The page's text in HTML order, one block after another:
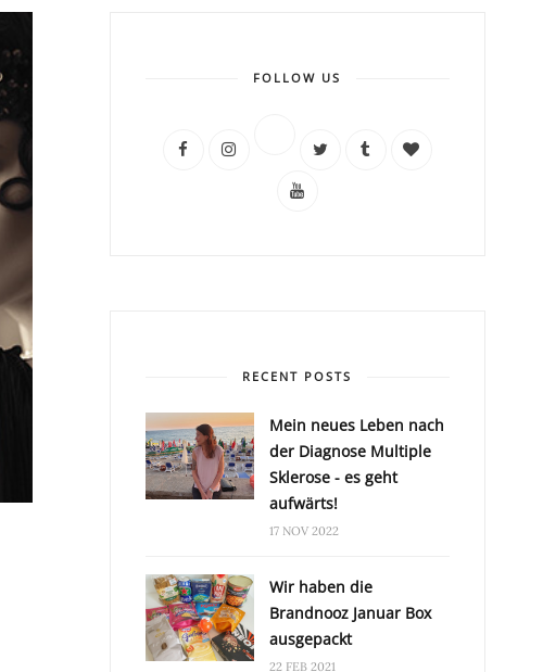
FOLLOW US
RECENT POSTS
Mein neues Leben nach
der Diagnose Multiple
Sklerose - es geht
aufwärts!
17 NOV 2022
Wir haben die
Brandnooz Januar Box
ausgepackt
22 FEB 2021